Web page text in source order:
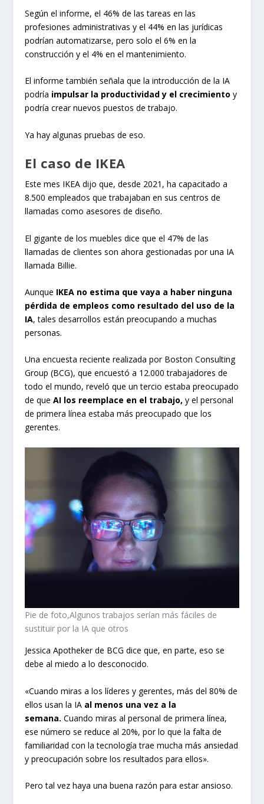
Según el informe, el 46% de las tareas en las
profesiones administrativas y el 44% en las jurídicas
podrían automatizarse, pero solo el 6% en la
construcción y el 4% en el mantenimiento.
El informe también señala que la introducción de la IA
podría impulsar la productividad y el crecimiento y
podría crear nuevos puestos de trabajo.
Ya hay algunas pruebas de eso.
El caso de IKEA
Este mes IKEA dijo que, desde 2021, ha capacitado a
8.500 empleados que trabajaban en sus centros de
llamadas como asesores de diseño.
El gigante de los muebles dice que el 47% de las
llamadas de clientes son ahora gestionadas por una IA
llamada Billie.
Aunque IKEA no estima que vaya a haber ninguna
pérdida de empleos como resultado del uso de la
IA, tales desarrollos están preocupando a muchas
personas.
Una encuesta reciente realizada por Boston Consulting
Group (BCG), que encuestó a 12.000 trabajadores de
todo el mundo, reveló que un tercio estaba preocupado
de queAI los reemplace en el trabajo, y el personal
de primera línea estaba más preocupado que los
gerentes.
Pie de foto,Algunos trabajos serían más fáciles de
sustituir por la IA que otros
Jessica Apotheker de BCG dice que, en parte, eso se
debe al miedo a lo desconocido.
«Cuando miras a los líderes y gerentes, más del 80% de
ellos usan la IA al menos una vez a la
semana. Cuando miras al personal de primera línea,
ese número se reduce al 20%, por lo que la falta de
familiaridad con la tecnología trae mucha más ansiedad
y preocupación sobre los resultados para ellos».
Pero tal vez haya una buena razón para estar ansioso.